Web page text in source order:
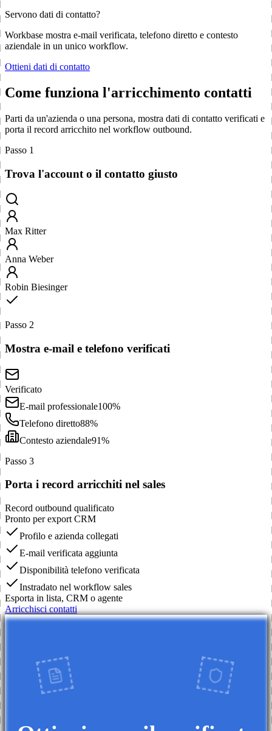
Servono dati di contatto?
Workbase mostra e-mail verificata, telefono diretto e contesto
aziendale in un unico workflow.
Ottieni dati di contatto
Come funziona l'arricchimento contatti
Parti da un'azienda o una persona, mostra dati di contatto verificati e
porta il record arricchito nel workflow outbound.
Passo 1
Trova l'account o il contatto giusto
Max Ritter
Anna Weber
Robin Biesinger
Passo 2
Mostra e-mail e telefono verificati
Verificato
E-mail professionale100%
Telefono diretto88%
Contesto aziendale91%
Passo 3
Porta i record arricchiti nel sales
Record outbound qualificato
Pronto per export CRM
Profilo e azienda collegati
E-mail verificata aggiunta
Disponibilità telefono verificata
Instradato nel workflow sales
Esporta in lista, CRM o agente
Arricchisci contatti